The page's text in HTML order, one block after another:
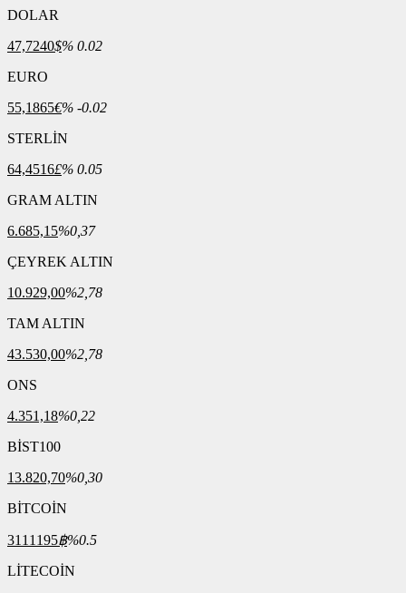
DOLAR
47,7240$% 0.02
EURO
55,1865€% -0.02
STERLİN
64,4516£% 0.05
GRAM ALTIN
6.685,15%0,37
ÇEYREK ALTIN
10.929,00%2,78
TAM ALTIN
43.530,00%2,78
ONS
4.351,18%0,22
BİST100
13.820,70%0,30
BİTCOİN
3111195฿%0.5
LİTECOİN